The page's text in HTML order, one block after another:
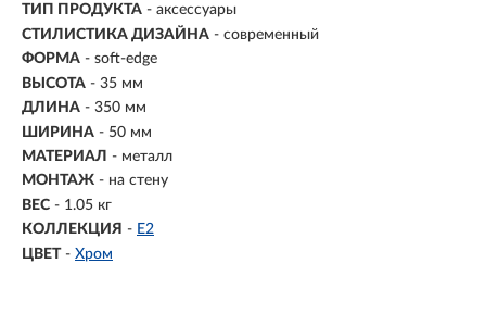
ТИП ПРОДУКТА - аксессуары
СТИЛИСТИКА ДИЗАЙНА - современный
ФОРМА - soft-edge
ВЫСОТА - 35 мм
ДЛИНА - 350 мм
ШИРИНА - 50 мм
МАТЕРИАЛ - металл
МОНТАЖ - на стену
ВЕС - 1.05 кг
КОЛЛЕКЦИЯ - E2
ЦВЕТ - Хром